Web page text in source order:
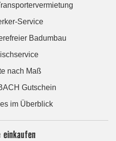
Service
Badumbau
nach Maß
Gutschein
im Überblick
einkaufen